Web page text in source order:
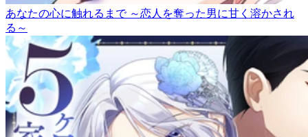
あなたの心に触れるまで ～恋人を奪った男に甘く溶かされ
る～